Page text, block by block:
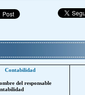
Contabilidad
del responsable